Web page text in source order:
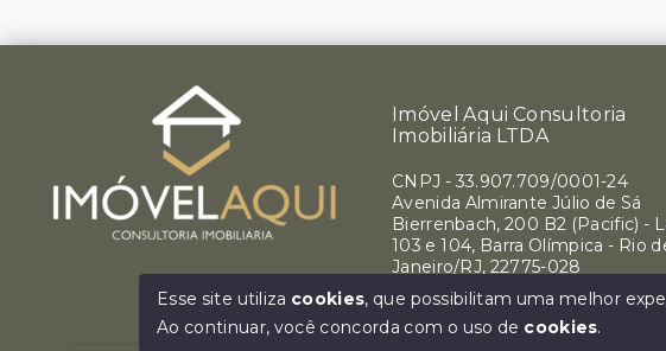
Imóvel Aqui Consultoria
Imobiliária LTDA
CNPJ - 33.907.709/0001-24
Avenida Almirante Júlio de Sá
Bierrenbach, 200 B2 (Pacific) -
103 e 104, Barra Olímpica - Rio
Janeiro/RJ, 22775-028
Ver e-mail
Esse site utiliza cookies, que possibilitam uma melhor
Ao continuar, você concorda com o uso de cookies.